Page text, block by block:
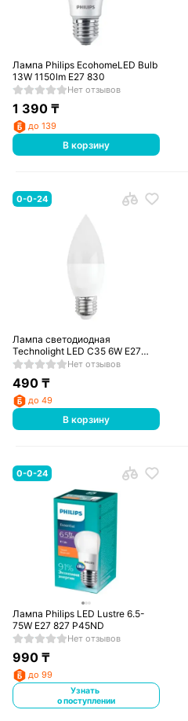
Лампа Philips EcohomeLED Bulb
13W 1150lm E27 830
Нет отзывов
1 390₸
до 139
В корзину
0-0-24
Лампа светодиодная
Technolight LED C35 6W E27
6000K
Нет отзывов
490₸
до 49
В корзину
0-0-24
Лампа Philips LED Lustre 6.5-
75W E27 827 P45ND
Нет отзывов
990₸
до 99
Узнать
о поступлении